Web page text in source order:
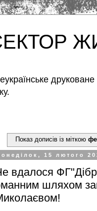
Показ дописів із міткою
15 лютого
вдалося
шляхом